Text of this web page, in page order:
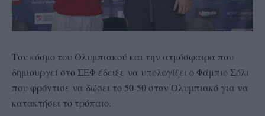
Τον κόσμο του Ολυμπιακού και την ατμόσφαιρα που
δημιουργεί στο ΣΕΦ έδειξε να υπολογίζει ο Φάμπιο Σόλι
που φρόντισε να δώσει το 50-50 στον Ολυμπιακό για να
κατακτήσει το τρόπαιο.